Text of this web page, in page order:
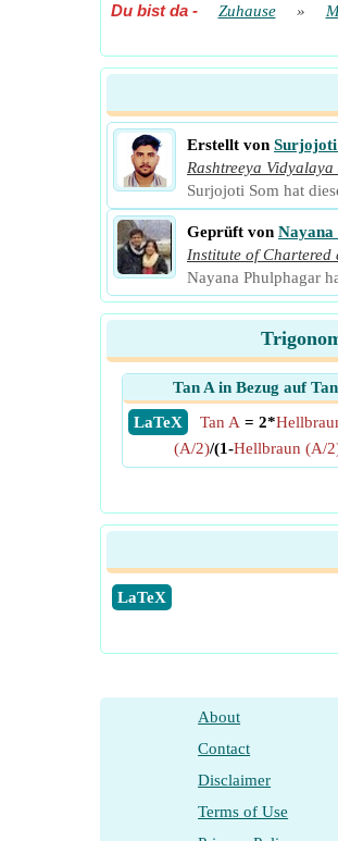
Du bist da- Zuhause »
Erstellt von Surjojoti
Rashtreeya
Surjojoti Som hat
Geprüft von Nayana
Institute of
Nayana Phulphagar
Tan A in Bezug auf
​ LaTeX
Tan A = 2*
(A/2)/(1-Hellbraun (A/
​LaTeX
About
Contact
Disclaimer
Terms of Use